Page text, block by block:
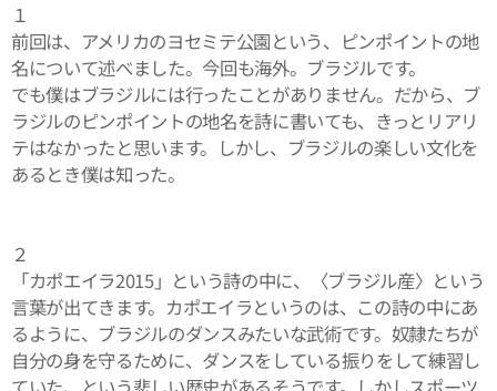
１
前回は、アメリカのヨセミテ公園という、ピンポイントの地
名について述べました。今回も海外。ブラジルです。
でも僕はブラジルには行ったことがありません。だから、ブ
ラジルのピンポイントの地名を詩に書いても、きっとリアリ
テはなかったと思います。しかし、ブラジルの楽しい文化を
あるとき僕は知った。
２
「カポエイラ2015」という詩の中に、〈ブラジル産〉という
言葉が出てきます。カポエイラというのは、この詩の中にあ
るように、ブラジルのダンスみたいな武術です。奴隷たちが
自分の身を守るために、ダンスをしている振りをして練習し